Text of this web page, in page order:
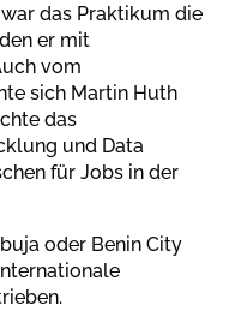
das Praktikum die
er mit
vom
sich Martin Huth
das
und Data
für Jobs in der
oder Benin City